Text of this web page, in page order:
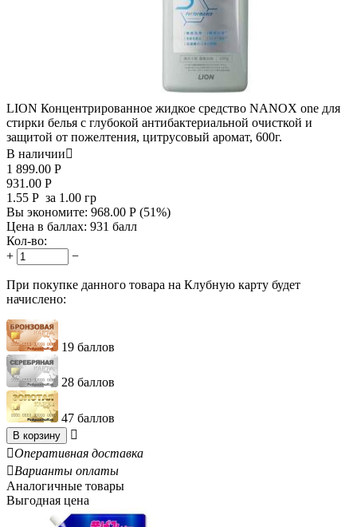
LION Концентрированное жидкое средство NANOX one для
стирки белья с глубокой антибактериальной очисткой и
защитой от пожелтения, цитрусовый аромат, 600г.
В наличии
1 899.00 Р
931.00 Р
1.55 Р за 1.00 гр
Вы экономите: 968.00 Р (51%)
Цена в баллах: 931 балл
Кол-во:
+
−
При покупке данного товара на Клубную карту будет
начислено:
19 баллов
28 баллов
47 баллов
В корзину

Оперативная доставка
Варианты оплаты
Аналогичные товары
Выгодная цена